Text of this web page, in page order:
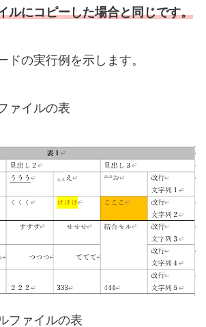
ルにコピーした場合と同じです。
ドの実行例を示します。
ァイルの表
ファイルの表